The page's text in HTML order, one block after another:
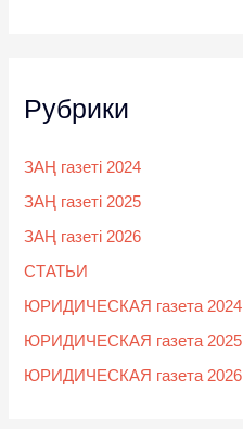
Рубрики
ЗАҢ газеті 2024
ЗАҢ газеті 2025
ЗАҢ газеті 2026
СТАТЬИ
ЮРИДИЧЕСКАЯ газета 2024
ЮРИДИЧЕСКАЯ газета 2025
ЮРИДИЧЕСКАЯ газета 2026